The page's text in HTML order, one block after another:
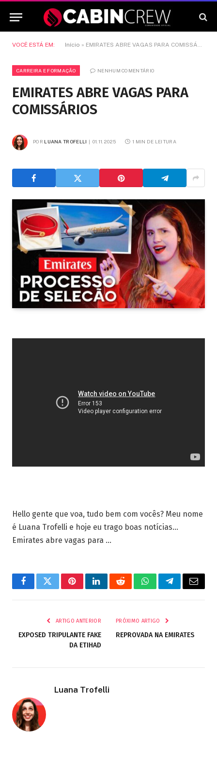
VOCÊ ESTÁ EM: Início » EMIRATES ABRE VAGAS PARA COMISSÁRIOS
CARREIRA E FORMAÇÃO NENHUM COMENTÁRIO
EMIRATES ABRE VAGAS PARA
COMISSÁRIOS
POR LUANA TROFELLI 01.11.2025 1 MIN DE LEITURA
Hello gente que voa, tudo bem com vocês? Meu nome
é Luana Trofelli e hoje eu trago boas notícias…
Emirates abre vagas para …
FacebookTwitterPinterestLinkedInRedditWhatsAppTelegrama
E-
ARTIGO ANTERIOR
EXPOSED TRIPULANTE FAKE
DA ETIHAD
PRÓXIMO ARTIGO
REPROVADA NA EMIRATES
Luana Trofelli